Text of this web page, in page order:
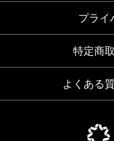
プライ
特定商
よくある